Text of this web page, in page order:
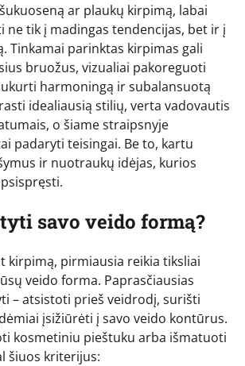
ar plaukų kirpimą, labai
ne tik į madingas tendencijas, bet ir į
Tinkamai parinktas kirpimas gali
bruožus, vizualiai pakoreguoti
harmoningą ir subalansuotą
idealiausią stilių, verta vadovautis
o šiame straipsnyje
padaryti teisingai. Be to, kartu
ir nuotraukų idėjas, kurios
savo veido formą?
kirpimą, pirmiausia reikia tiksliai
veido forma. Paprasčiausias
– atsistoti prieš veidrodį, surišti
įsižiūrėti į savo veido kontūrus.
kosmetiniu pieštuku arba išmatuoti
šiuos kriterijus: